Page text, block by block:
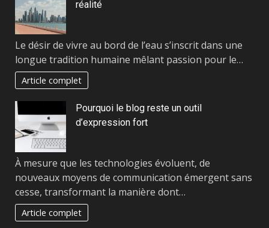
réalité
Le désir de vivre au bord de l’eau s’inscrit dans une
longue tradition humaine mêlant passion pour le…
Article complet
Pourquoi le blog reste un outil
d’expression fort
À mesure que les technologies évoluent, de
nouveaux moyens de communication émergent sans
cesse, transformant la manière dont…
Article complet